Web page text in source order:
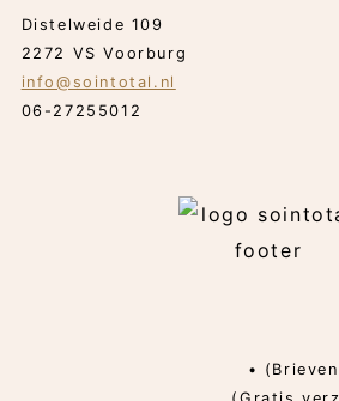
Distelweide 109
2272 VS Voorburg
info@sointotal.nl
06-27255012
•